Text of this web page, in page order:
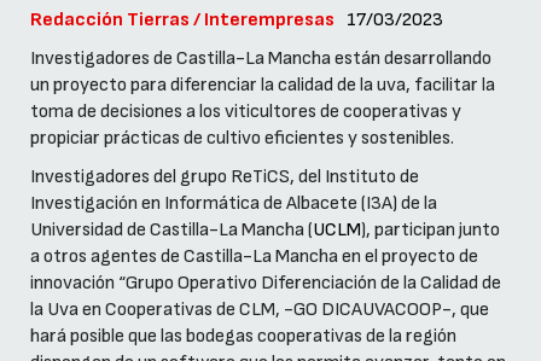
Redacción Tierras / Interempresas
17/03/2023
Investigadores de Castilla-La Mancha están desarrollando
un proyecto para diferenciar la calidad de la uva, facilitar la
toma de decisiones a los viticultores de cooperativas y
propiciar prácticas de cultivo eficientes y sostenibles.
Investigadores del grupo ReTiCS, del Instituto de
Investigación en Informática de Albacete (I3A) de la
Universidad de Castilla-La Mancha (UCLM), participan junto
a otros agentes de Castilla-La Mancha en el proyecto de
innovación “Grupo Operativo Diferenciación de la Calidad de
la Uva en Cooperativas de CLM, -GO DICAUVACOOP-, que
hará posible que las bodegas cooperativas de la región